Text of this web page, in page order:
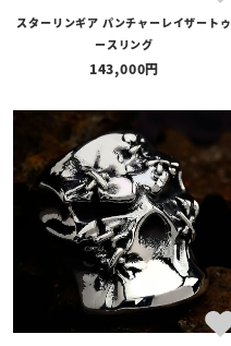
スターリンギア パンチャーレイザートゥ
ースリング
143,000